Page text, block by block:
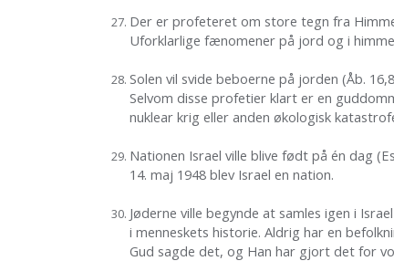
Der er profeteret om store tegn fra
Uforklarlige fænomener på jord og i
Solen vil svide beboerne på jorden (Åb.
Selvom disse profetier klart er en
nuklear krig eller anden økologisk
Nationen Israel ville blive født på én dag
14. maj 1948 blev Israel en nation.
Jøderne ville begynde at samles igen i
i menneskets historie. Aldrig har en
Gud sagde det, og Han har gjort det for